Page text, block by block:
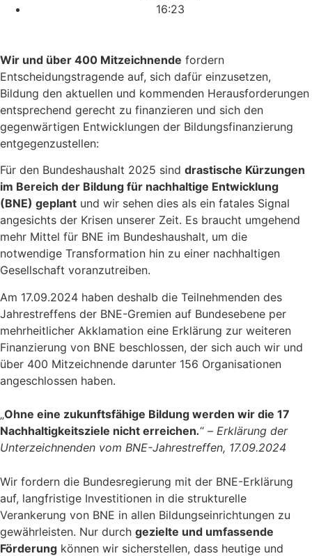
16:23
Wir und über 400 Mitzeichnende fordern
Entscheidungstragende auf, sich dafür einzusetzen,
Bildung den aktuellen und kommenden Herausforderungen
entsprechend gerecht zu finanzieren und sich den
gegenwärtigen Entwicklungen der Bildungsfinanzierung
entgegenzustellen:
Für den Bundeshaushalt 2025 sind drastische Kürzungen
im Bereich der Bildung für nachhaltige Entwicklung
(BNE) geplant und wir sehen dies als ein fatales Signal
angesichts der Krisen unserer Zeit. Es braucht umgehend
mehr Mittel für BNE im Bundeshaushalt, um die
notwendige Transformation hin zu einer nachhaltigen
Gesellschaft voranzutreiben.
Am 17.09.2024 haben deshalb die Teilnehmenden des
Jahrestreffens der BNE-Gremien auf Bundesebene per
mehrheitlicher Akklamation eine Erklärung zur weiteren
Finanzierung von BNE beschlossen, der sich auch wir und
über 400 Mitzeichnende darunter 156 Organisationen
angeschlossen haben.
„Ohne eine zukunftsfähige Bildung werden wir die 17
Nachhaltigkeitsziele nicht erreichen.“ – Erklärung der
Unterzeichnenden vom BNE-Jahrestreffen, 17.09.2024
Wir fordern die Bundesregierung mit der BNE-Erklärung
auf, langfristige Investitionen in die strukturelle
Verankerung von BNE in allen Bildungseinrichtungen zu
gewährleisten. Nur durch gezielte und umfassende
Förderung können wir sicherstellen, dass heutige und